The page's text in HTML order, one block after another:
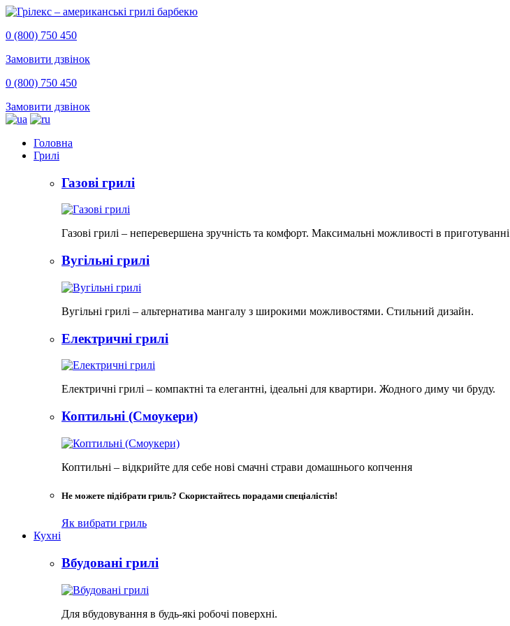
0 (800) 750 450
Замовити дзвінок
0 (800) 750 450
Замовити дзвінок
Головна
Грилі
Газові грилі
Газові грилі – неперевершена зручність та комфорт. Максимальні можливості в
Вугільні грилі
Вугільні грилі – альтернатива мангалу з широкими можливостями. Стильний дизайн.
Електричні грилі
Електричні грилі – компактні та елегантні, ідеальні для квартири. Жодного диму чи бруду.​
Коптильні (Смоукери)
Коптильні – відкрийте для себе нові смачні страви домашнього копчення
Не можете підібрати гриль? Скористайтесь порадами спеціалістів!
Як вибрати гриль
Кухні
Вбудовані грилі
Для вбудовування в будь-які робочі поверхні.